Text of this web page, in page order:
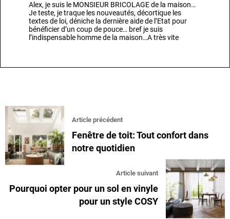
Alex, je suis le MONSIEUR BRICOLAGE de la maison…
Je teste, je traque les nouveautés, décortique les
textes de loi, déniche la dernière aide de l’Etat pour
bénéficier d’un coup de pouce… bref je suis
l’indispensable homme de la maison…A très vite
Article précédent
Fenêtre de toit: Tout confort dans
notre quotidien
Article suivant
Pourquoi opter pour un sol en vinyle
pour un style COSY